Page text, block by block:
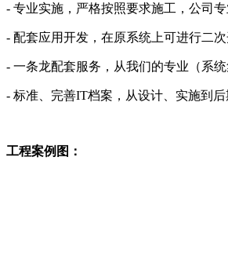
- 专业实施，严格按照要求施工，公司
- 配套应用开发，在原系统上可进行二
- 一条龙配套服务，从我们的专业（系
- 标准、完善IT档案，从设计、实施到
工程案例图：